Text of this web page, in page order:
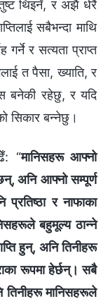
थिइनँ, र अझै धेरै
सबैभन्दा माथि
गर्ने र सत्यता प्राप्त
त पैसा, ख्याति, र
बनेकी रहेछु, र यदि
सिकार बन्नेछु।
“मानिसहरू आफ्‍नो
अनि आफ्‍नो सम्पूर्ण
प्रतिष्ठा र नाफाका
बहुमूल्य ठान्ने
हुन्, अनि तिनीहरू
रूपमा हेर्छन्। सबै
तिनीहरू मानिसहरूले